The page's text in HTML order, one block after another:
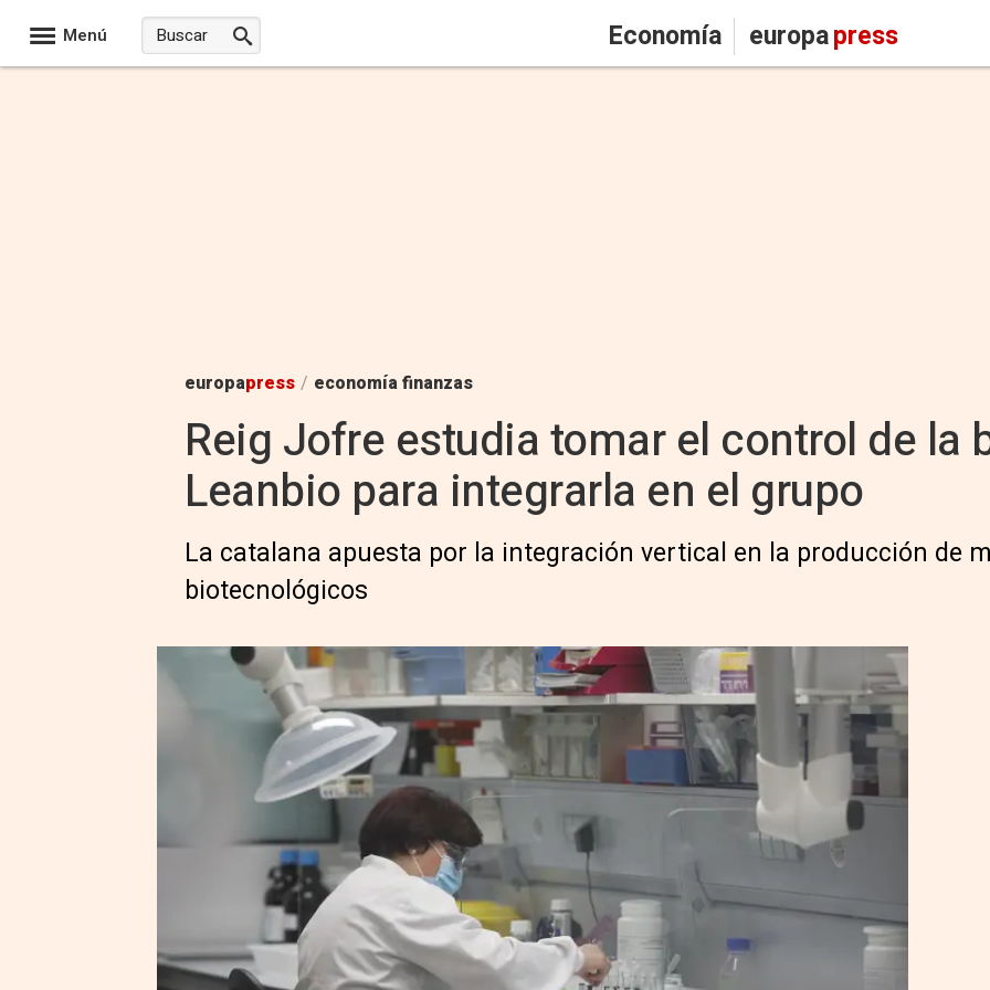
Menú Economía europapress
europapress / economía finanzas
Reig Jofre estudia tomar el control de la
Leanbio para integrarla en el grupo
La catalana apuesta por la integración vertical en la producción de
biotecnológicos